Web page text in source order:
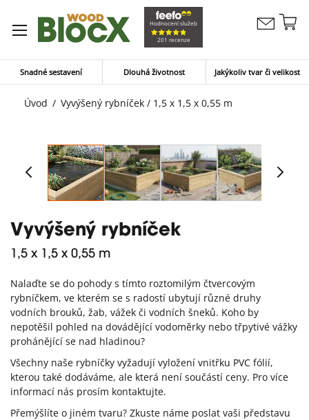
Hodnocení služeb
201 recenze
Kontaktujte
Snadné sestavení Dlouhá životnost Jakýkoliv tvar či velikost
Úvod Vyvýšený rybníček / 1,5 x 1,5 x 0,55 m
Vyvýšený rybníček
1,5 x 1,5 x 0,55 m
Nalaďte se do pohody s tímto roztomilým čtvercovým
rybníčkem, ve kterém se s radostí ubytují různé druhy
vodních brouků, žab, vážek či vodních šneků. Koho by
nepotěšil pohled na dovádějící vodoměrky nebo třpytivé vážky
prohánějící se nad hladinou?
Všechny naše rybníčky vyžadují vyložení vnitřku PVC fólií,
kterou také dodáváme, ale která není součástí ceny. Pro více
informací nás prosím kontaktujte.
Přemýšlíte o jiném tvaru? Zkuste náme poslat vaši představu